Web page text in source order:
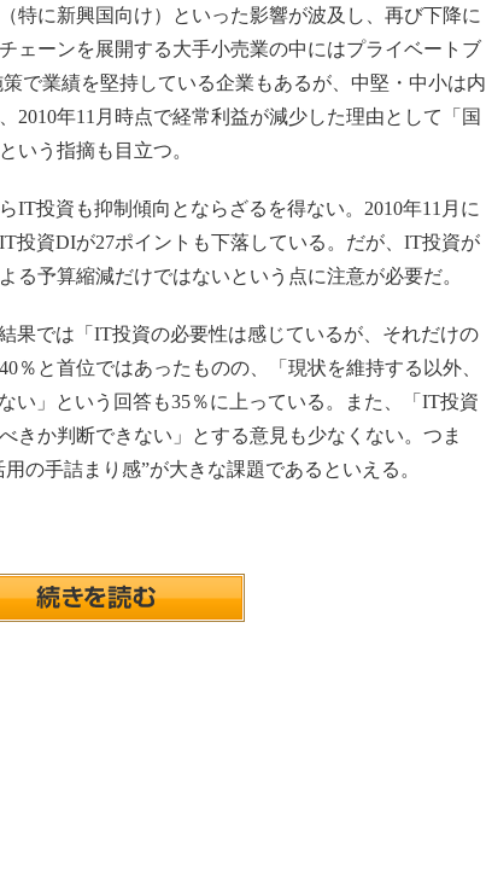
特に新興国向け）といった影響が波及し、再び下降に
ェーンを展開する大手小売業の中にはプライベートブ
で業績を堅持している企業もあるが、中堅・中小は内
2010年11月時点で経常利益が減少した理由として「国
いう指摘も目立つ。
投資も抑制傾向とならざるを得ない。2010年11月に
投資DIが27ポイントも下落している。だが、IT投資が
る予算縮減だけではないという点に注意が必要だ。
果では「IT投資の必要性は感じているが、それだけの
％と首位ではあったものの、「現状を維持する以外、
い」という回答も35％に上っている。また、「IT投資
きか判断できない」とする意見も少なくない。つま
の手詰まり感”が大きな課題であるといえる。